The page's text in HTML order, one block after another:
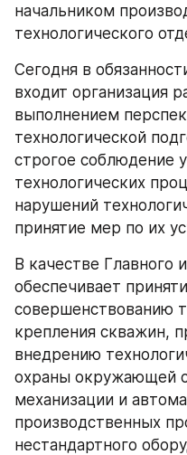
начальником
технологического
Сегодня в
входит организация
выполнением
технологической
строгое соблюдение
технологических
нарушений
принятие мер по их
В качестве Главного
обеспечивает
совершенствованию
крепления скважин,
внедрению
охраны окружающей
механизации и
производственных
нестандартного